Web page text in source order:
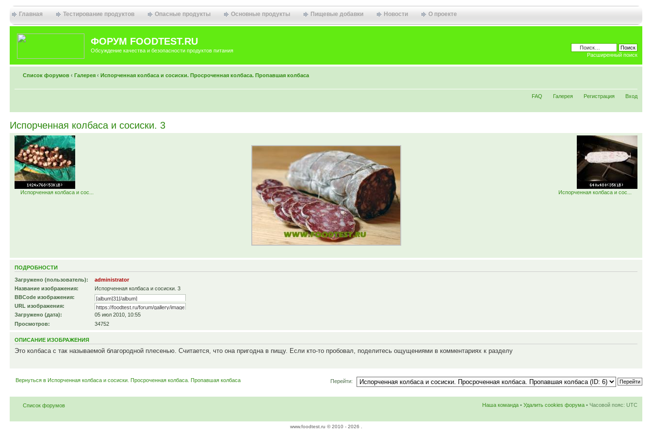
Главная Тестирование продуктов Опасные продукты Основные продукты Пищевые добавки Новости О проекте
ФОРУМ FOODTEST.RU
Обсуждение качества и безопасности продуктов питания
Расширенный поиск
Список форумов ‹ Галерея ‹ Испорченная колбаса и сосиски. Просроченная колбаса. Пропавшая колбаса
FAQ Галерея Регистрация Вход
Испорченная колбаса и сосиски. 3
Испорченная колбаса и сос... Испорченная колбаса и сос...
ПОДРОБНОСТИ
Загружено (пользователь):
administrator
Название изображения:
Испорченная колбаса и сосиски. 3
BBCode изображения:
URL изображения:
Загружено (дата):
05 июл 2010, 10:55
Просмотров:
34752
ОПИСАНИЕ ИЗОБРАЖЕНИЯ
Это колбаса с так называемой благородной плесенью. Считается, что она пригодна в пищу. Если кто-то пробовал, поделитесь ощущениями в комментариях к разделу
Вернуться в Испорченная колбаса и сосиски. Просроченная колбаса. Пропавшая колбаса Перейти:
Список форумов Наша команда • Удалить cookies форума • Часовой пояс: UTC
www.foodtest.ru © 2010 - 2026 .